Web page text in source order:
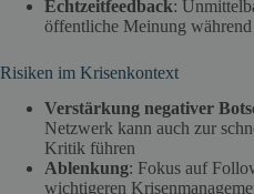
Echtzeitfeedback:
öffentliche Meinung
Risiken im Krisenkontext
Verstärkung negativer
Netzwerk kann auch zur
Kritik führen
Ablenkung: Fokus auf
wichtigeren